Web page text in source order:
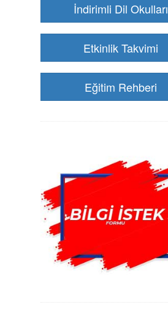
İndirimli Dil Okulları
Etkinlik Takvimi
Eğitim Rehberi